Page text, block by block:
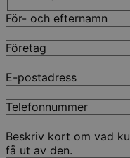
För- och efternamn
Företag
E-postadress
Telefonnummer
Beskriv kort om vad
få ut av den.